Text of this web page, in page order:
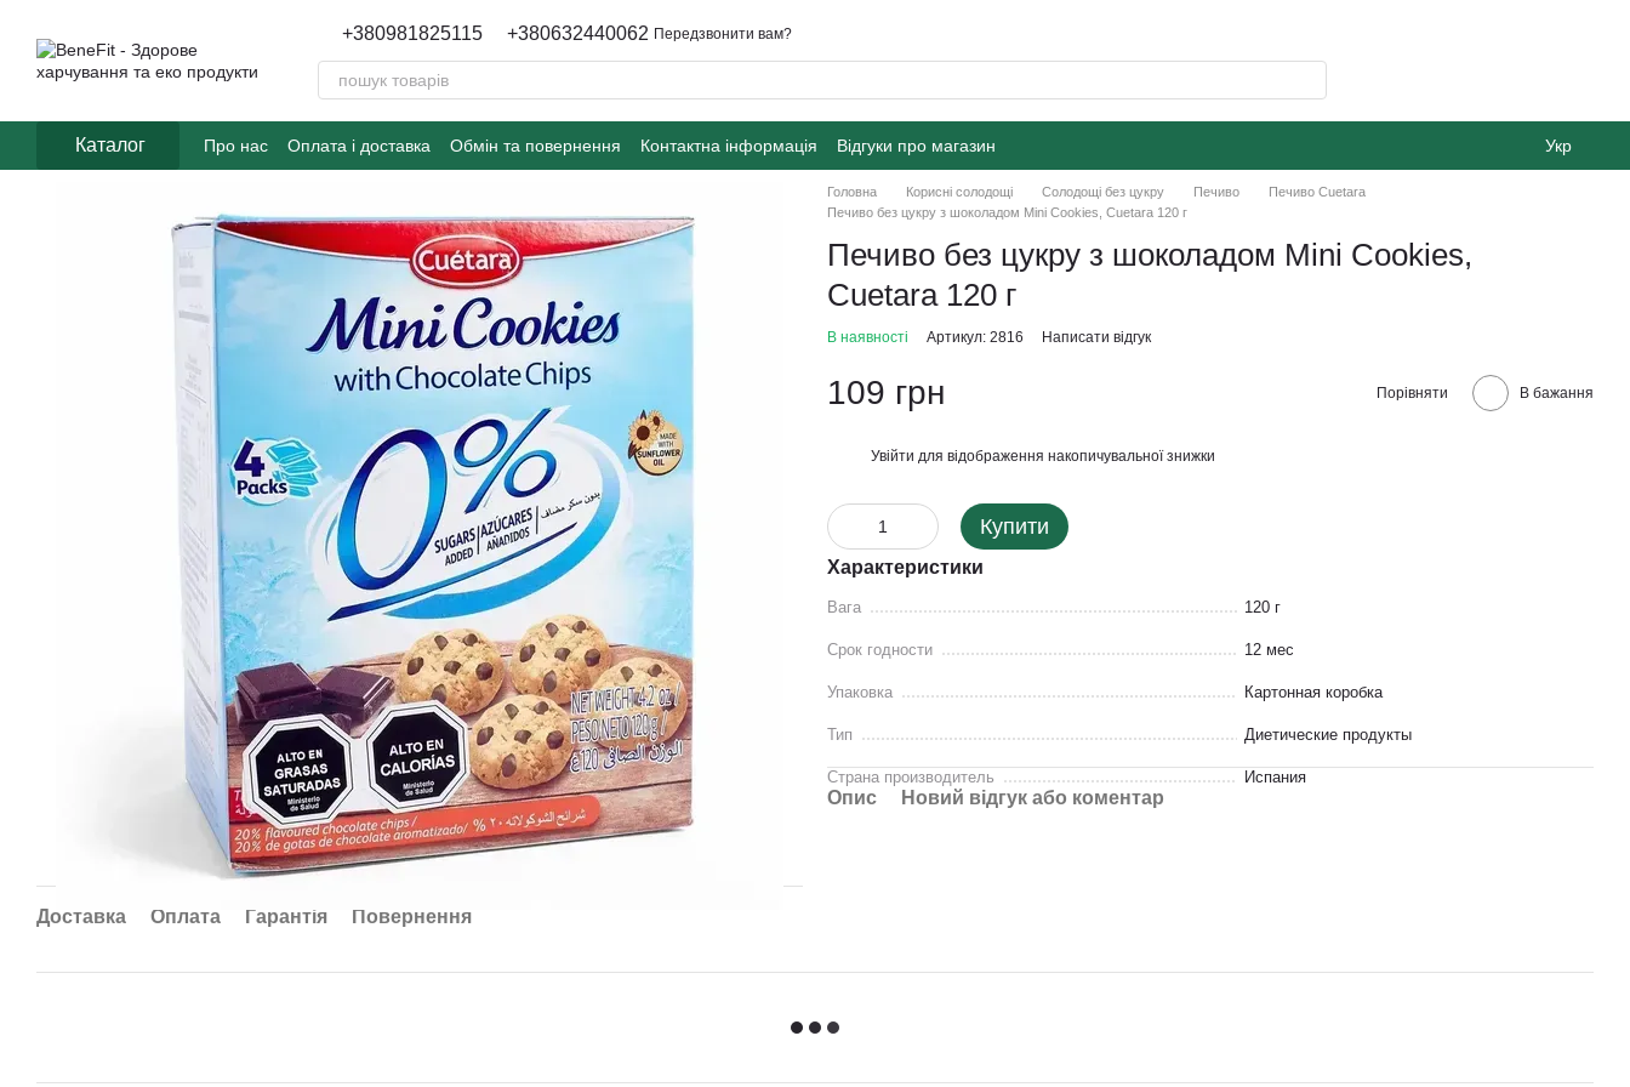
+380981825115 +380632440062 Передзвонити вам?
Каталог Про нас Оплата і доставка Обмін та повернення Контактна інформація Відгуки про магазин Укр
Доставка Оплата Гарантія Повернення
Головна Корисні солодощі Солодощі без цукру Печиво
Печиво Cuetara
Печиво без цукру з шоколадом Mini Cookies, Сuetara 120 г
Печиво без цукру з шоколадом Mini Cookies,
Сuetara 120 г
В наявності Артикул: 2816 Написати відгук
109 грн Порівняти В бажання
Увійти для відображення накопичувальної знижки
Купити
Характеристики
Вага 120 г
Срок годности 12 мес
Упаковка Картонная коробка
Тип Диетические продукты
Страна производитель Испания
Опис Новий відгук або коментар